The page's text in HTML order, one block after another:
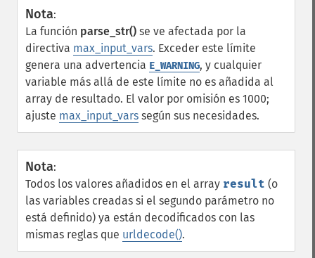
Nota:
La función parse_str() se ve afectada por la
directiva max_input_vars. Exceder este límite
genera una advertencia E_WARNING, y cualquier
variable más allá de este límite no es añadida al
array de resultado. El valor por omisión es 1000;
ajuste max_input_vars según sus necesidades.
Nota:
Todos los valores añadidos en el array result (o
las variables creadas si el segundo parámetro no
está definido) ya están decodificados con las
mismas reglas que urldecode().